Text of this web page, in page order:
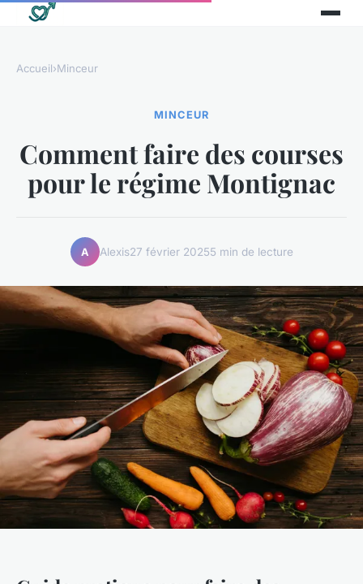
Accueil›Minceur
MINCEUR
Comment faire des courses
pour le régime Montignac
A Alexis27 février 20255 min de lecture